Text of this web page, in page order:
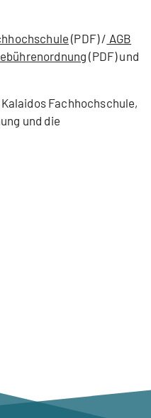
(PDF) / AGB
(PDF) und
Fachhochschule,
und die